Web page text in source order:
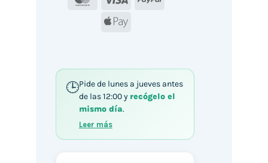
Apple
Pide de lunes a jueves antes
de las 12:00 y recógelo el
mismo día.
Leer más